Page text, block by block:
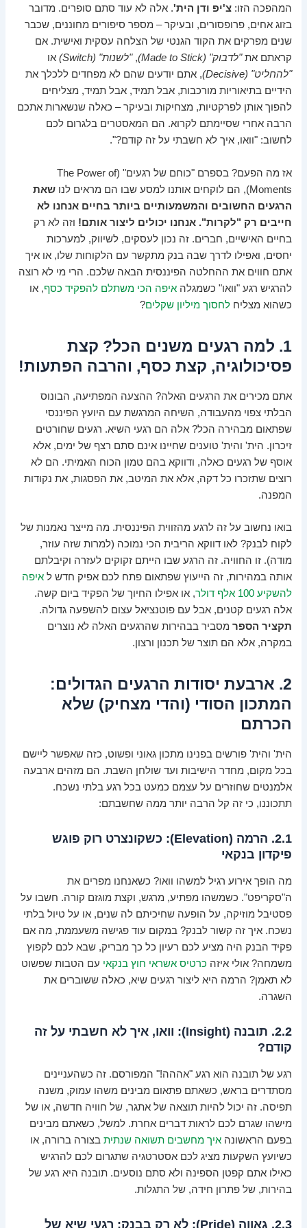
המהפכה הזו:צ'יפ ודן הית'. אלה לא עוד סתם סופרים. מדובר
בזוג אחים, פרופסורים, ובעיקר – מספר סיפורים מחוננים, שכבר
שנים מפרקים את הקוד הגנטי של הצלחה עסקית ואישית. אם
קראתם את"לדבוק" (Made to Stick) ,"לשנות" (Switch)
או
"להחליט" (Decisive)
, אתם יודעים שהם לא מפחדים ללכלך את
הידיים בתיאוריות מורכבות, אבל תמיד, אבל תמיד, מצליחים
להפוך אותן לפרקטיות, מצחיקות ובעיקר – כאלה שנשארות אתכם
הרבה אחרי שסיימתם לקרוא. הם המאסטרים בלגרום לכם
לחשוב: "וואו, איך לא חשבתי על זה קודם?".
אז מה הפעם? בספרם "כוחם של רגעים" (The Power of
Moments), הם לוקחים אותנו למסע שבו הם מראים לנו
שאת
הרגעים החשובים והמשמעותיים ביותר בחיים אנחנו לא
חייבים רק "לקרות". אנחנו יכולים ליצור אותם! וזה לא רק
בחיים האישיים, חברים. זה נכון לעסקים, לשיווק, למערכות
יחסים, ואפילו לדרך שבה בנק מתקשר עם הלקוחות שלו, או איך
אתם חווים את ההחלטה הפיננסית הבאה שלכם. הרי מי לא רוצה
להרגיש רגע "וואו" כשמגלהאיפה הכי משתלם להפקיד כסף, או
כשהוא מצליחלחסוך מיליון שקלים?
1. למה רגעים משנים הכל? קצת
פסיכולוגיה, קצת כסף, והרבה הפתעות!
אתם מכירים את הרגעים האלה? ההצעה המפתיעה, הבונוס
הבלתי צפוי מהעבודה, השיחה המרגשת עם היועץ הפיננסי
שפתאום מבהירה הכל? אלה הם רגעי השיא. רגעים שחורטים
זיכרון. הית' והית' טוענים שחיינו אינם סתם רצף של ימים, אלא
אוסף של רגעים כאלה, ודווקא בהם טמון הכוח האמיתי. הם לא
רוצים שתזכרו כל דקה, אלא את המיטב, את הפסגות, את נקודות
המפנה.
בואו נחשוב על זה לרגע מהזווית הפיננסית. מה מייצר נאמנות של
לקוח לבנק? לאו דווקא הריבית הכי נמוכה (למרות שזה עוזר,
מודה). זו החוויה. זה הרגע שבו הייתם זקוקים לעזרה וקיבלתם
אותה במהירות, זה הייעוץ שפתאום פתח לכם אפיק חדש לאיפה
להשקיע 100 אלף דולר
, או אפילו החיוך של הפקיד ביום קשה.
אלה רגעים קטנים, אבל עם פוטנציאל עצום להשפעה גדולה.
תקציר הספר מסביר בבהירות שהרגעים האלה לא נוצרים
במקרה, אלא הם תוצר של תכנון ורצון.
2. ארבעת יסודות הרגעים הגדולים:
המתכון הסודי (והדי מצחיק) שלא
הכרתם
הית' והית' פורשים בפנינו מתכון גאוני ופשוט, כזה שאפשר ליישם
בכל מקום, מחדר הישיבות ועד שולחן השבת. הם מזהים ארבעה
אלמנטים שחוזרים על עצמם כמעט בכל רגע בלתי נשכח.
תתכוננו, כי זה קל הרבה יותר ממה שחשבתם:
2.1. הרמה (Elevation): כשקונצרט רוק פוגש
פיקדון בנקאי
מה הופך אירוע רגיל למשהו וואו? כשאנחנו מפרים את
ה"סקריפט". כשמשהו מפתיע, מרגש, וקצת מוגזם קורה. חשבו על
פסטיבל מוזיקה, על הופעה שחיכיתם לה שנים, או על טיול בלתי
נשכח. איך זה קשור לבנק? במקום עוד פגישה משעממת, מה אם
פקיד הבנק היה מציע לכם רעיון כל כך מבריק, שבא לכם לקפוץ
משמחה? אולי איזה כרטיס אשראי חוץ בנקאי עם הטבות שפשוט
לא תאמן? הרמה היא ליצור רגעים שיא, כאלה ששוברים את
השגרה.
2.2. תובנה (Insight): וואו, איך לא חשבתי על זה
קודם?
רגע של תובנה הוא רגע "אההה!" המפורסם. זה כשהעניינים
מסתדרים בראש, כשאתם פתאום מבינים משהו עמוק, משנה
תפיסה. זה יכול להיות תוצאה של אתגר, של חוויה חדשה, או של
מישהו שגרם לכם לראות דברים אחרת. למשל, כשאתם מבינים
בפעם הראשונהאיך מחשבים תשואה שנתית בצורה ברורה, או
כשיועץ השקעות מציג לכם אסטרטגיה שתגרום לכם להרגיש
כאילו אתם קפטן הספינה ולא סתם נוסעים. תובנה היא רגע של
בהירות, של פתרון חידה, של התגלות.
2.3. גאווה (Pride): לא רק בבנק: רגעי שיא של